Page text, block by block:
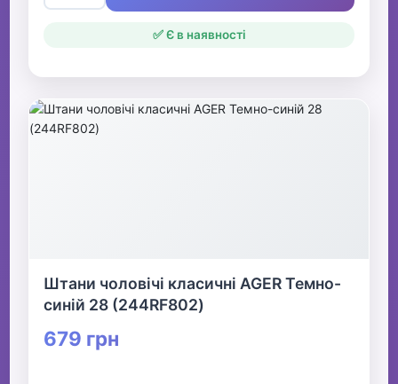
✅ Є в наявності
Штани чоловічі класичні AGER Темно-
синій 28 (244RF802)
679 грн